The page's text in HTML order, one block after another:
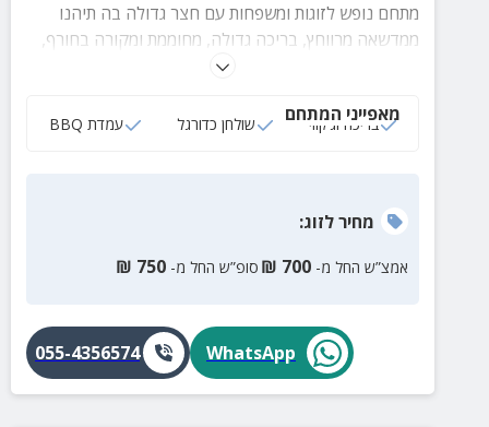
מתחם נופש לזוגות ומשפחות עם חצר גדולה בה תיהנו
ממדשאה מרווחץ, בריכה גדולה, מחוממת ומקורה בחורף,
פינות ישיבה, שולחן כדורגל, חשקי ילדים ועוד.
מאפייני המתחם
בריכה וג‘קוזי שולחן כדורגל עמדת BBQ
מחירלזוג:
אמצ”ש החל מ- 700
₪ סופ”ש החל מ- 750
₪
WhatsApp
055-4356574